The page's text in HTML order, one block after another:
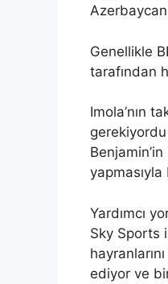
Azerbaycan
Genellikle
tarafından
Imola’nın
Yardımcı
Sky Sports
ediyor ve